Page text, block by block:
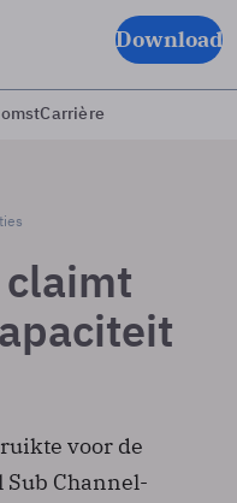
Download
Carrière
claimt
voor de
Sub Channel-